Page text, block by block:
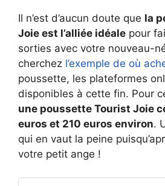
Il n’est d’aucun doute que la
Joie est l’alliée idéale pour
sorties avec votre nouveau-
cherchez l’exemple de où
poussette, les plateformes
disponibles à cette fin. Pour
une poussette Tourist Joie
euros et 210 euros environ.
qui en vaut la peine
votre petit ange !